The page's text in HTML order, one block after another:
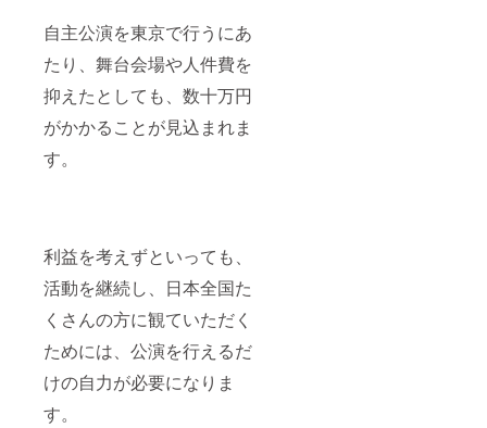
自主公演を東京で行うにあ
たり、舞台会場や人件費を
抑えたとしても、数十万円
がかかることが見込まれま
す。
利益を考えずといっても、
活動を継続し、日本全国た
くさんの方に観ていただく
ためには、公演を行えるだ
けの自力が必要になりま
す。